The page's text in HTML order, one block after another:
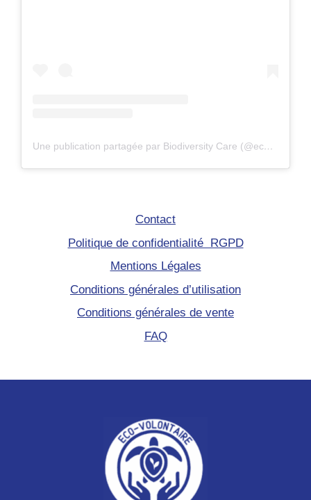
Une publication partagée par Biodiversity Care (@eco.volontaire)
Contact
Politique de confidentialité RGPD
Mentions Légales
Conditions générales d’utilisation
Conditions générales de vente
FAQ